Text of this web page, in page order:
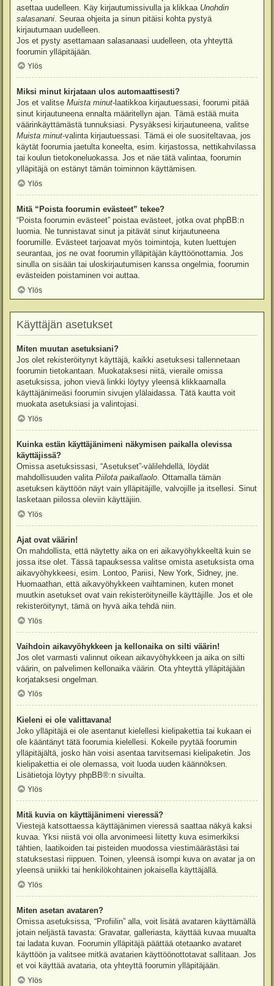
asettaa uudelleen. Käy kirjautumissivulla ja klikkaa Unohdin
salasanani . Seuraa ohjeita ja sinun pitäisi kohta pystyä
kirjautumaan uudelleen.
Jos et pysty asettamaan salasanaasi uudelleen, ota yhteyttä
foorumin ylläpitäjään.
Ylös
Miksi minut kirjataan ulos automaattisesti?
Jos et valitse Muista minut-laatikkoa kirjautuessasi, foorumi pitää
sinut kirjautuneena ennalta määritellyn ajan. Tämä estää muita
väärinkäyttämästä tunnuksiasi. Pysyäksesi kirjautuneena, valitse
Muista minut-valinta kirjautuessasi. Tämä ei ole suositeltavaa, jos
käytät foorumia jaetulta koneelta, esim. kirjastossa, nettikahvilassa
tai koulun tietokoneluokassa. Jos et näe tätä valintaa, foorumin
ylläpitäjä on estänyt tämän toiminnon käyttämisen.
Ylös
Mitä “Poista foorumin evästeet” tekee?
“Poista foorumin evästeet” poistaa evästeet, jotka ovat phpBB:n
luomia. Ne tunnistavat sinut ja pitävät sinut kirjautuneena
foorumille. Evästeet tarjoavat myös toimintoja, kuten luettujen
seurantaa, jos ne ovat foorumin ylläpitäjän käyttöönottamia. Jos
sinulla on sisään tai uloskirjautumisen kanssa ongelmia, foorumin
evästeiden poistaminen voi auttaa.
Ylös
Käyttäjän asetukset
Miten muutan asetuksiani?
Jos olet rekisteröitynyt käyttäjä, kaikki asetuksesi tallennetaan
foorumin tietokantaan. Muokataksesi niitä, vieraile omissa
asetuksissa, johon vievä linkki löytyy yleensä klikkaamalla
käyttäjänimeäsi foorumin sivujen ylälaidassa. Tätä kautta voit
muokata asetuksiasi ja valintojasi.
Ylös
Kuinka estän käyttäjänimeni näkymisen paikalla olevissa
käyttäjissä?
Omissa asetuksissasi, “Asetukset”-välilehdellä, löydät
mahdollisuuden valita Piilota paikallaolo. Ottamalla tämän
asetuksen käyttöön näyt vain ylläpitäjille, valvojille ja itsellesi. Sinut
lasketaan piilossa oleviin käyttäjiin.
Ylös
Ajat ovat väärin!
On mahdollista, että näytetty aika on eri aikavyöhykkeeltä kuin se
jossa itse olet. Tässä tapauksessa valitse omista asetuksista oma
aikavyöhykkeesi, esim. Lontoo, Pariisi, New York, Sidney, jne.
Huomaathan, että aikavyöhykkeen vaihtaminen, kuten monet
muutkin asetukset ovat vain rekisteröityneille käyttäjille. Jos et ole
rekisteröitynyt, tämä on hyvä aika tehdä niin.
Ylös
Vaihdoin aikavyöhykkeen ja kellonaika on silti väärin!
Jos olet varmasti valinnut oikean aikavyöhykkeen ja aika on silti
väärin, on palvelimen kellonaika väärin. Ota yhteyttä ylläpitäjään
korjataksesi ongelman.
Ylös
Kieleni ei ole valittavana!
Joko ylläpitäjä ei ole asentanut kielellesi kielipakettia tai kukaan ei
ole kääntänyt tätä foorumia kielellesi. Kokeile pyytää foorumin
ylläpitäjältä, josko hän voisi asentaa tarvitsemasi kielipaketin. Jos
kielipakettia ei ole olemassa, voit luoda uuden käännöksen.
Lisätietoja löytyy phpBB®:n sivuilta.
Ylös
Mitä kuvia on käyttäjänimeni vieressä?
Viestejä katsottaessa käyttäjänimen vieressä saattaa näkyä kaksi
kuvaa. Yksi niistä voi olla arvonimeesi liitetty kuva esimerkiksi
tähtien, laatikoiden tai pisteiden muodossa viestimäärästäsi tai
statuksestasi riippuen. Toinen, yleensä isompi kuva on avatar ja on
yleensä uniikki tai henkilökohtainen jokaisella käyttäjällä.
Ylös
Miten asetan avataren?
Omissa asetuksissa, “Profiilin” alla, voit lisätä avataren käyttämällä
jotain neljästä tavasta: Gravatar, galleriasta, käyttää kuvaa muualta
tai ladata kuvan. Foorumin ylläpitäjä päättää otetaanko avataret
käyttöön ja valitsee mitkä avatarien käyttöönottotavat sallitaan. Jos
et voi käyttää avataria, ota yhteyttä foorumin ylläpitäjään.
Ylös